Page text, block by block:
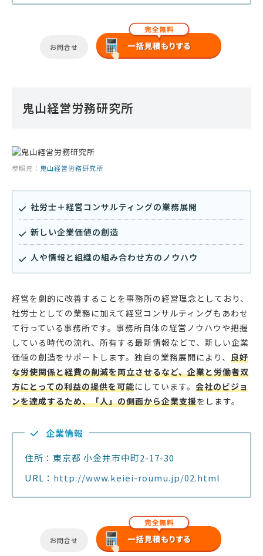
お問合せ
鬼山経営労務研究所
参照元： 鬼山経営労務研究所
社労士＋経営コンサルティングの業務展開
新しい企業価値の創造
人や情報と組織の組み合わせ方のノウハウ
経営を劇的に改善することを事務所の経営理念としており、
社労士としての業務に加えて経営コンサルティングもあわせ
て行っている事務所です。事務所自体の経営ノウハウや把握
している時代の流れ、所有する最新情報などで、新しい企業
価値の創造をサポートします。独自の業務展開により、 良好
な労使関係と経費の削減を両立させるなど、企業と労働者双
方にとっての利益の提供を可能にしています。 会社のビジョ
ンを達成するため、「人」の側面から企業支援をします。
企業情報
住所：東京都 小金井市中町2-17-30
URL： http://www.keiei-roumu.jp/02.html
お問合せ